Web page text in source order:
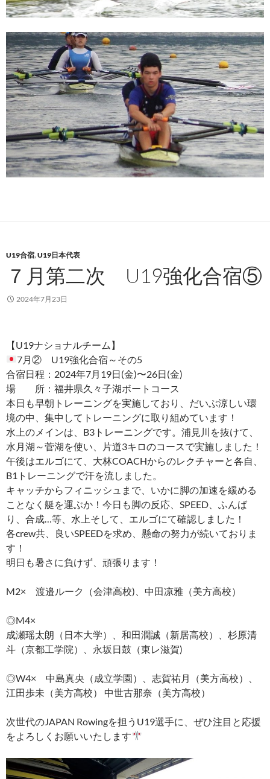
U19合宿,U19日本代表
７月第二次 U19強化合宿⑤
2024年7月23日
【U19ナショナルチーム】
7月② U19強化合宿～その5
合宿日程：2024年7月19日(金)〜26日(金)
場 所：福井県久々子湖ボートコース
本日も早朝トレーニングを実施しており、だいぶ涼しい環
境の中、集中してトレーニングに取り組めています！
水上のメインは、B3トレーニングです。浦見川を抜けて、
水月湖～菅湖を使い、片道3キロのコースで実施しました！
午後はエルゴにて、大林COACHからのレクチャーと各自、
B1トレーニングで汗を流しました。
キャッチからフィニッシュまで、いかに脚の加速を緩める
ことなく艇を運ぶか！今日も脚の反応、SPEED、ふんば
り、合成…等、水上そして、エルゴにて確認しました！
各crew共、良いSPEEDを求め、懸命の努力が続いておりま
す！
明日も暑さに負けず、頑張ります！
M2× 渡邉ルーク（会津高校)、中田凉雅（美方高校）
◎M4×
成瀬瑶太朗（日本大学）、和田潤誠（新居高校）、杉原清
斗（京都工学院）、永坂日鼓（東レ滋賀)
◎W4× 中島真央（成立学園）、志賀祐月（美方高校）、
江田歩未（美方高校） 中世古那奈（美方高校）
次世代のJAPAN Rowingを担うU19選手に、ぜひ注目と応援
をよろしくお願いいたします